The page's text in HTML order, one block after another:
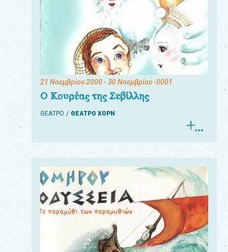
21 Νοεμβρίου 2000- 30 Νοεμβρίου -0001
Ο Κουρέας της Σεβίλλης
ΘΕΑΤΡΟ ΘΕΑΤΡΟ ΧΟΡΝ